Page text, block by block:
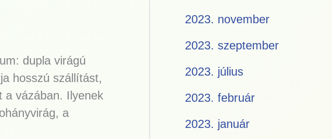
dupla virágú
hosszú szállítást,
a vázában. Ilyenek
a
2023. november
2023. szeptember
2023. július
2023. február
2023. január